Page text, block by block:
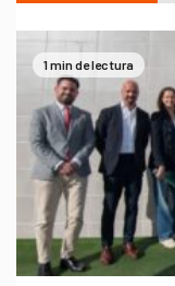
1 min de lectura